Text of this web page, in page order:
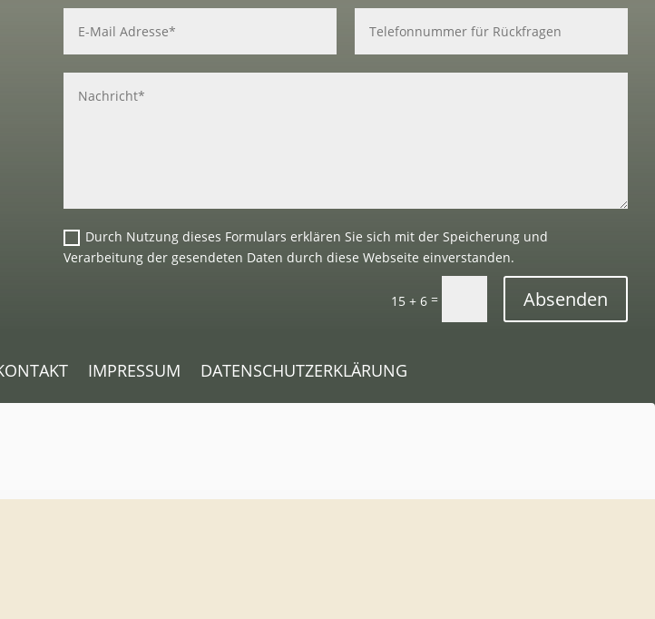
Durch Nutzung dieses Formulars erklären Sie sich mit der Speicherung und
Verarbeitung der gesendeten Daten durch diese Webseite einverstanden.
15 + 6= Absenden
IMPRESSUM DATENSCHUTZERKLÄRUNG